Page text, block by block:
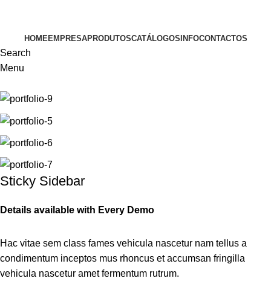
HOMEEMPRESAPRODUTOSCATÁLOGOS INFOCONTACTOS
Search
Menu
Sticky Sidebar
Details available with Every Demo
Hac vitae sem class fames vehicula nascetur nam tellus a
condimentum inceptos mus rhoncus et accumsan fringilla
vehicula nascetur amet fermentum rutrum.